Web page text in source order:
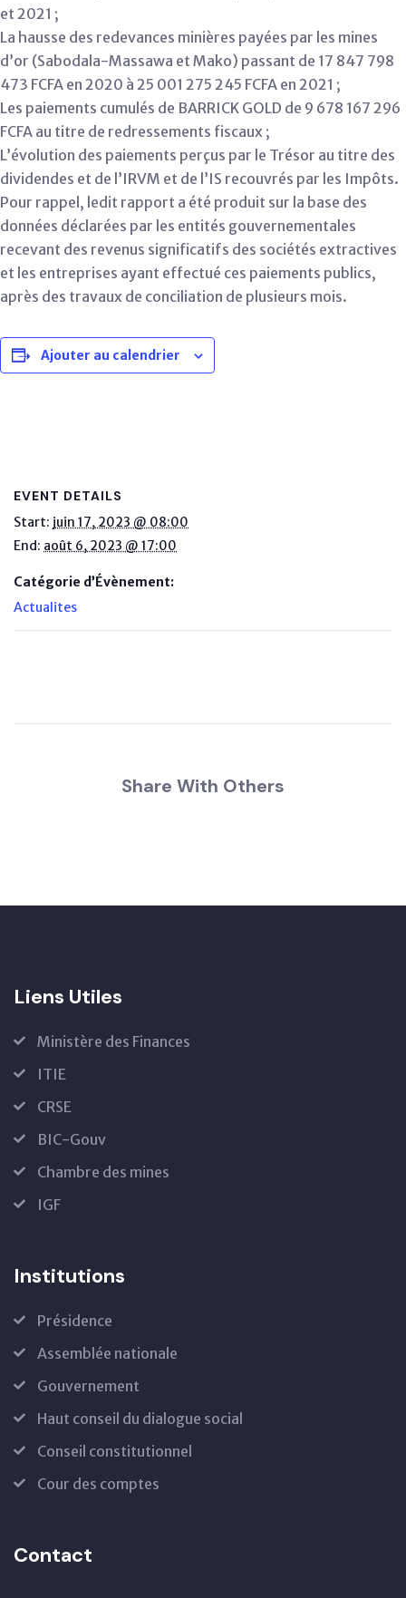
et 2021 ;
La hausse des redevances minières payées par les mines
d’or (Sabodala-Massawa et Mako) passant de 17 847 798
473 FCFA en 2020 à 25 001 275 245 FCFA en 2021 ;
Les paiements cumulés de BARRICK GOLD de 9 678 167 296
FCFA au titre de redressements fiscaux ;
L’évolution des paiements perçus par le Trésor au titre des
dividendes et de l’IRVM et de l’IS recouvrés par les Impôts.
Pour rappel, ledit rapport a été produit sur la base des
données déclarées par les entités gouvernementales
recevant des revenus significatifs des sociétés extractives
et les entreprises ayant effectué ces paiements publics,
après des travaux de conciliation de plusieurs mois.
Ajouter au calendrier
EVENT DETAILS
Start: juin 17, 2023 @ 08:00
End: août 6, 2023 @ 17:00
Catégorie d’Évènement:
Actualites
Share With Others
Liens Utiles
Ministère des Finances
ITIE
CRSE
BIC-Gouv
Chambre des mines
IGF
Institutions
Présidence
Assemblée nationale
Gouvernement
Haut conseil du dialogue social
Conseil constitutionnel
Cour des comptes
Contact